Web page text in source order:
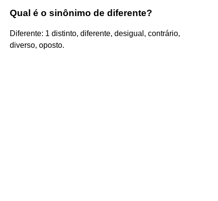
Qual é o sinônimo de diferente?
Diferente: 1 distinto, diferente, desigual, contrário,
diverso, oposto.